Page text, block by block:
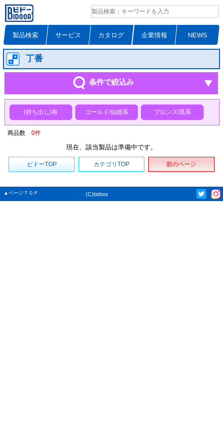
製品検索 サービス カタログ 企業情報 NEWS
丁番
条件で絞込み
(持ち出し)有 ゴールド/仙徳系 ブロンズ/黒系
商品数 0件
現在、該当製品は準備中です。
ビドーTOP カテゴリTOP 前のページ
▲ページＴＯＰ (C)bidoor